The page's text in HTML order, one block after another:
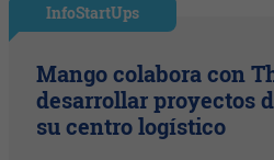
InfoStartUps
Mango colabora con
desarrollar proyectos
su centro logístico